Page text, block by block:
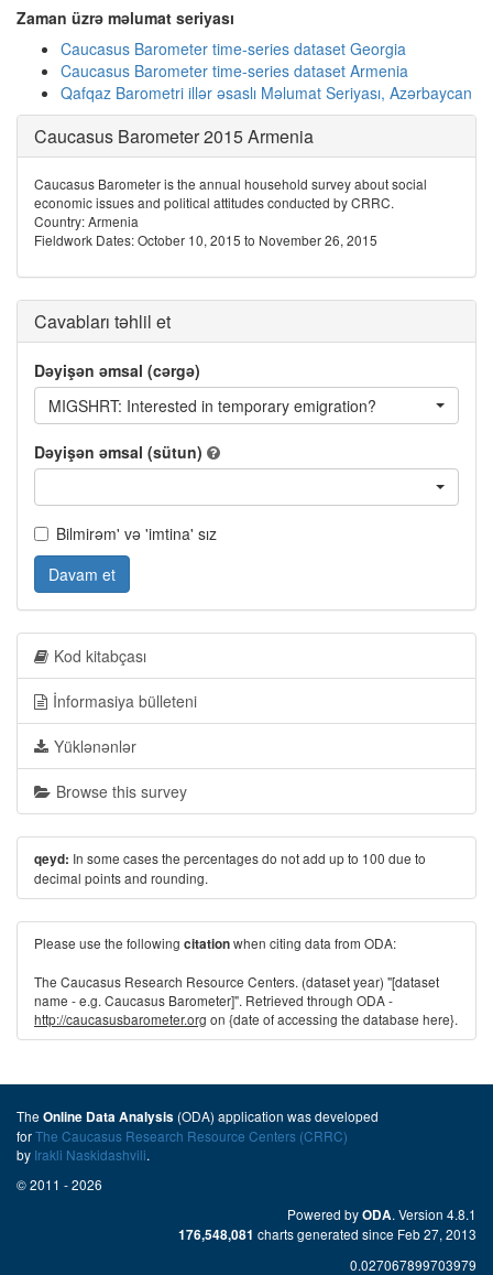
Zaman üzrə məlumat seriyası
Caucasus Barometer time-series dataset Georgia
Caucasus Barometer time-series dataset Armenia
Qafqaz Barometri illər əsaslı Məlumat Seriyası, Azərbaycan
Caucasus Barometer 2015 Armenia
Caucasus Barometer is the annual household survey about social
economic issues and political attitudes conducted by CRRC.
Country: Armenia
Fieldwork Dates: October 10, 2015 to November 26, 2015
Cavabları təhlil et
Dəyişən əmsal (cərgə)
MIGSHRT: Interested in temporary emigration?
Dəyişən əmsal (sütun)
Bilmirəm' və 'imtina' sız
Davam et
Kod kitabçası
İnformasiya bülleteni
Yüklənənlər
Browse this survey
qeyd: In some cases the percentages do not add up to 100 due to
decimal points and rounding.
Please use the following citationwhen citing data from ODA:
The Caucasus Research Resource Centers. (dataset year) "[dataset
name - e.g. Caucasus Barometer]". Retrieved through ODA -
http://caucasusbarometer.org on {date of accessing the database here}.
The Online Data Analysis (ODA) application was developed
forThe Caucasus Research Resource Centers (CRRC)
by Irakli Naskidashvili.
© 2011 - 2026
Powered byODA. Version 4.8.1
176,548,081 charts generated since Feb 27, 2013
0.027067899703979